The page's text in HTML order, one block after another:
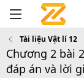
Tài liệu Vật lí 12
Chương 2 bài
đáp án và lời